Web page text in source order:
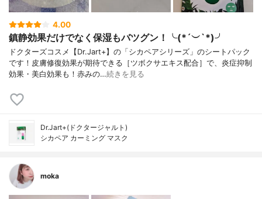
4.00
鎮静効果だけでなく保湿もバツグン！╰(*´︶`*)╯
ドクターズコスメ【Dr.Jart+】の「シカペアシリーズ」のシートパック
です！皮膚修復効果が期待できる［ツボクサエキス配合］で、炎症抑制
効果・美白効果も！赤みの…続きを見る
Dr.Jart+(ドクタージャルト)
シカペア カーミング マスク
moka